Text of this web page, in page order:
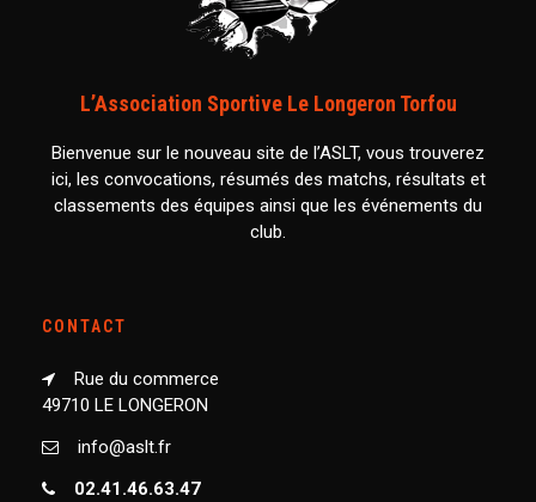
L’Association Sportive Le Longeron Torfou
Bienvenue sur le nouveau site de l’ASLT, vous trouverez
ici, les convocations, résumés des matchs, résultats et
classements des équipes ainsi que les événements du
club.
CONTACT
Rue du commerce
49710 LE LONGERON
info@aslt.fr
02.41.46.63.47